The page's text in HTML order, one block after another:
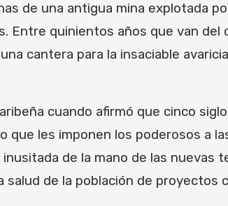
de una antigua mina explotada
Entre quinientos años que van del
cantera para la insaciable
cuando afirmó que cinco
les imponen los poderosos a
de la mano de las
de la población de proyectos